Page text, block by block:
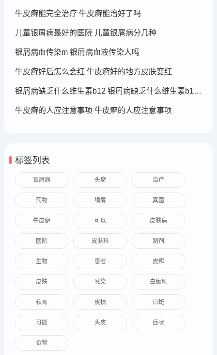
牛皮癣能完全治疗 牛皮癣能治好了吗
儿童银屑病最好的医院 儿童银屑病分几种
银屑病血传染m 银屑病血液传染人吗
牛皮癣好后怎么会红 牛皮癣好的地方皮肤变红
银屑病缺乏什么维生素b12 银屑病缺乏什么维生素b12可以补充
牛皮癣的人应注意事项 牛皮癣的人应注意事项
标签列表
银屑病 头癣 治疗
药物 鳞屑 真菌
牛皮癣 可以 皮肤病
医院 皮肤科 制剂
生物 患者 皮癣
皮肤 感染 白癜风
软膏 皮损 白斑
可能 头皮 症状
食物